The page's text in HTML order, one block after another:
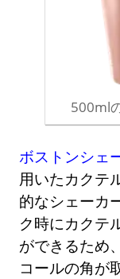
500ml
ボストンシェ
用いたカクテ
的なシェーカ
ク時にカクテ
ができるため
コールの角が